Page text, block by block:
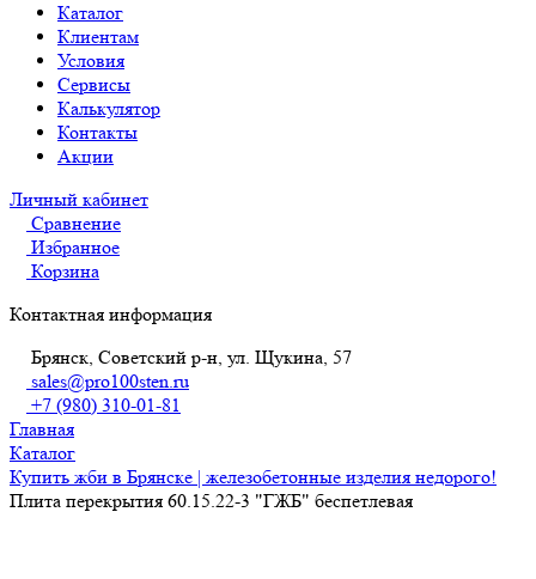
Каталог
Клиентам
Условия
Сервисы
Калькулятор
Контакты
Акции
Личный кабинет
Сравнение
Избранное
Корзина
Контактная информация
Брянск, Советский р-н, ул. Щукина, 57
sales@pro100sten.ru
+7 (980) 310-01-81
Главная
Каталог
Купить жби в Брянске | железобетонные изделия недорого!
Плита перекрытия 60.15.22-3 "ГЖБ" беспетлевая